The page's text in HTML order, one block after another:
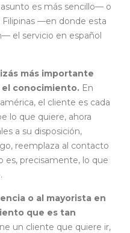
es más sencillo— o
Filipinas —en donde esta
el servicio en español
más importante
el conocimiento. En
el cliente es cada
lo que quiere, ahora
a su disposición,
reemplaza al contacto
precisamente, lo que
o al mayorista en
que es tan
un cliente que quiere ir,